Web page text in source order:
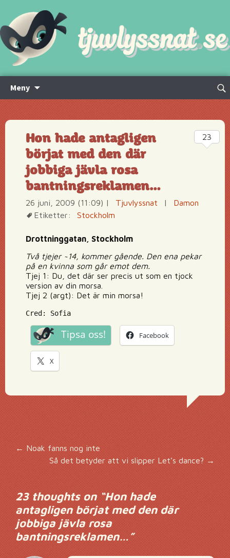
Meny
innehåll
Sök
Hon hade antagligen
börjat med den där
jobbiga jävla rosa
bantningsreklamen…
26 juni, 2009 (11:09) | Tjuvlyssnat |
Damon
Etiketter:
Stockholm
Drottninggatan, Stockholm
Två tjejer ~14, kommer gående. Den ena pekar
på en kvinna som går emot dem.
Tjej 1: Du, det där ser precis ut som en tjock
version av din morsa.
Tjej 2 (argt): Det är min morsa!
Cred: Sofia
Tipsa oss! Facebook
X
23
Inläggsnavigering
← Noak fanns nog inte
Så det betyder att vi slipper Let’s dance?→
23 thoughts on “Hon hade
antagligen börjat med den där
jobbiga jävla rosa
bantningsreklamen…”